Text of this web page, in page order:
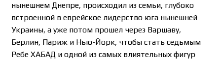
нынешнем Днепре, происходил из семьи, глубоко
встроенной в еврейское лидерство юга нынешней
Украины, а уже потом прошел через Варшаву,
Берлин, Париж и Нью-Йорк, чтобы стать седьмым
Ребе ХАБАД и одной из самых влиятельных фигур